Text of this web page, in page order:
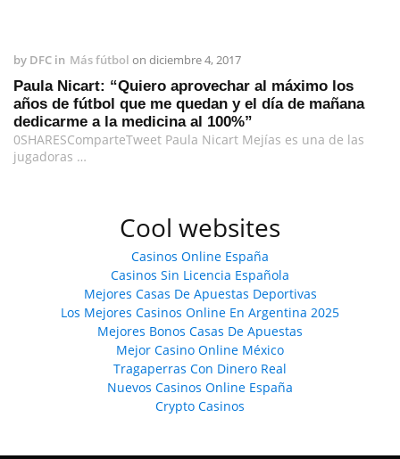
by DFC in Más fútbol on diciembre 4, 2017
Paula Nicart: “Quiero aprovechar al máximo los
años de fútbol que me quedan y el día de mañana
dedicarme a la medicina al 100%”
0SHARESComparteTweet Paula Nicart Mejías es una de las
jugadoras …
Cool websites
Casinos Online España
Casinos Sin Licencia Española
Mejores Casas De Apuestas Deportivas
Los Mejores Casinos Online En Argentina 2025
Mejores Bonos Casas De Apuestas
Mejor Casino Online México
Tragaperras Con Dinero Real
Nuevos Casinos Online España
Crypto Casinos